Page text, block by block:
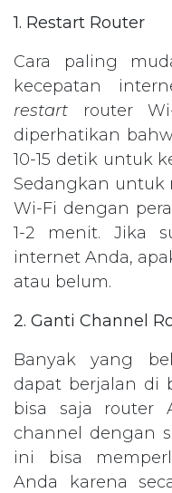
1. Restart Router
Cara paling
kecepatan
restart router
diperhatikan
10-15 detik untuk
Sedangkan
Wi-Fi dengan
1-2 menit. Jika
internet Anda,
atau belum.
2. Ganti Channel
Banyak yang
dapat berjalan di
bisa saja router
channel dengan
ini bisa
Anda karena